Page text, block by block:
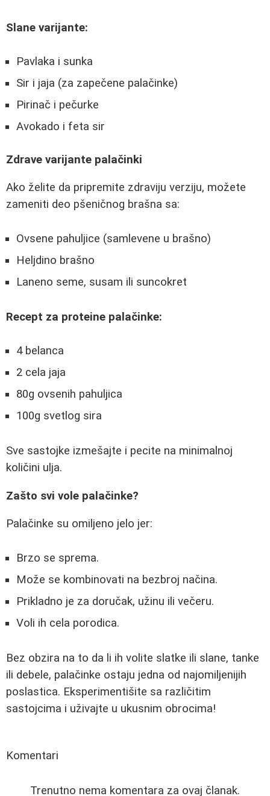
Slane varijante:
Pavlaka i sunka
Sir i jaja (za zapečene palačinke)
Pirinač i pečurke
Avokado i feta sir
Zdrave varijante palačinki
Ako želite da pripremite zdraviju verziju, možete
zameniti deo pšeničnog brašna sa:
Ovsene pahuljice (samlevene u brašno)
Heljdino brašno
Laneno seme, susam ili suncokret
Recept za proteine palačinke:
4 belanca
2 cela jaja
80g ovsenih pahuljica
100g svetlog sira
Sve sastojke izmešajte i pecite na minimalnoj
količini ulja.
Zašto svi vole palačinke?
Palačinke su omiljeno jelo jer:
Brzo se sprema.
Može se kombinovati na bezbroj načina.
Prikladno je za doručak, užinu ili večeru.
Voli ih cela porodica.
Bez obzira na to da li ih volite slatke ili slane, tanke
ili debele, palačinke ostaju jedna od najomiljenijih
poslastica. Eksperimentišite sa različitim
sastojcima i uživajte u ukusnim obrocima!
Komentari
Trenutno nema komentara za ovaj članak.